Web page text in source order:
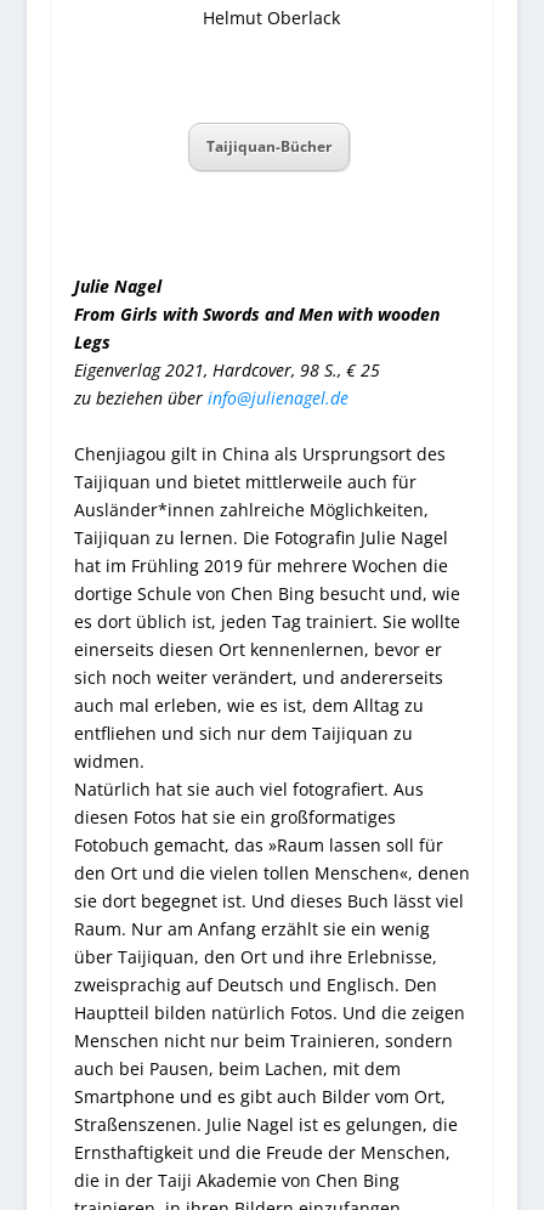
Helmut Oberlack
Taijiquan-Bücher
Julie Nagel
From Girls with Swords and Men with wooden
Legs
Eigenverlag 2021, Hardcover, 98 S., € 25
zu beziehen über info@julienagel.de
Chenjiagou gilt in China als Ursprungsort des
Taijiquan und bietet mittlerweile auch für
Ausländer*innen zahlreiche Möglichkeiten,
Taijiquan zu lernen. Die Fotografin Julie Nagel
hat im Frühling 2019 für mehrere Wochen die
dortige Schule von Chen Bing besucht und, wie
es dort üblich ist, jeden Tag trainiert. Sie wollte
einerseits diesen Ort kennenlernen, bevor er
sich noch weiter verändert, und andererseits
auch mal erleben, wie es ist, dem Alltag zu
entfliehen und sich nur dem Taijiquan zu
widmen.
Natürlich hat sie auch viel fotografiert. Aus
diesen Fotos hat sie ein großformatiges
Fotobuch gemacht, das »Raum lassen soll für
den Ort und die vielen tollen Menschen«, denen
sie dort begegnet ist. Und dieses Buch lässt viel
Raum. Nur am Anfang erzählt sie ein wenig
über Taijiquan, den Ort und ihre Erlebnisse,
zweisprachig auf Deutsch und Englisch. Den
Hauptteil bilden natürlich Fotos. Und die zeigen
Menschen nicht nur beim Trainieren, sondern
auch bei Pausen, beim Lachen, mit dem
Smartphone und es gibt auch Bilder vom Ort,
Straßenszenen. Julie Nagel ist es gelungen, die
Ernsthaftigkeit und die Freude der Menschen,
die in der Taiji Akademie von Chen Bing